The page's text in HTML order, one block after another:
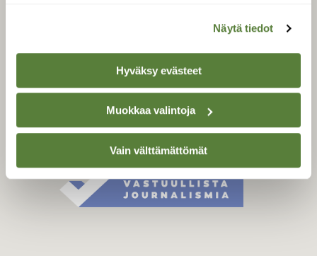
Näytä tiedot
Hyväksy evästeet
Muokkaa valintoja
Vain välttämättömät
SUOJELU­LIITTO
luonnonsuojelu­liitto